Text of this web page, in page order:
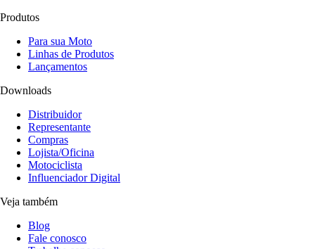
Produtos
Para sua Moto
Linhas de Produtos
Lançamentos
Downloads
Distribuidor
Representante
Compras
Lojista/Oficina
Motociclista
Influenciador Digital
Veja também
Blog
Fale conosco